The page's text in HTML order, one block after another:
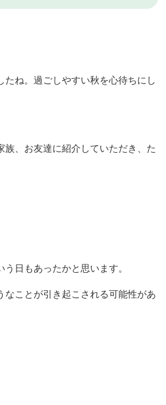
ね。過ごしやすい秋を心待ちにし
、お友達に紹介していただき、た
日もあったかと思います。
ことが引き起こされる可能性があ